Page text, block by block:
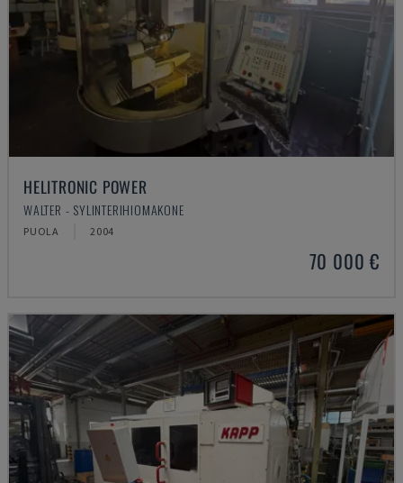
HELITRONIC POWER
WALTER - SYLINTERIHIOMAKONE
PUOLA 2004
70 000 €